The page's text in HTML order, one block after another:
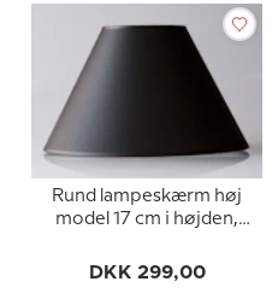
Rund lampeskærm høj
model 17 cm i højden,
DKK 299,00